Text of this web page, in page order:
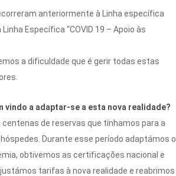
anteriormente à Linha específica
Específica “COVID 19 – Apoio às
a dificuldade que é gerir todas estas
vindo a adaptar-se a esta nova realidade?
de reservas que tínhamos para a
Durante esse período adaptámos o
obtivemos as certificações nacional e
tarifas à nova realidade e reabrimos